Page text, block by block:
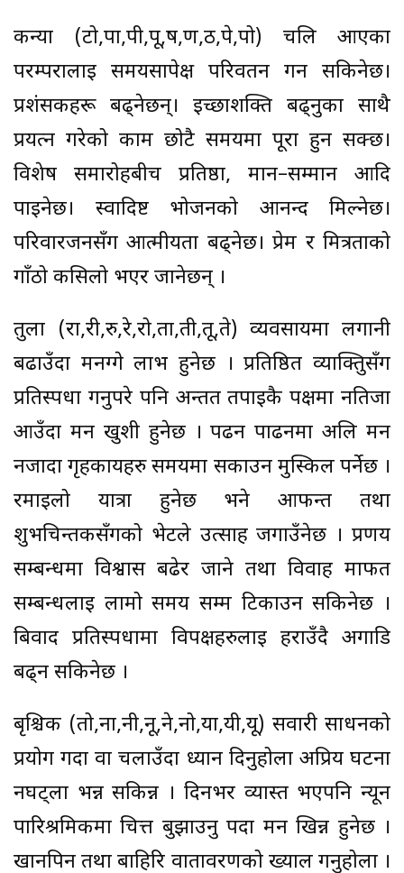
कन्या (टो,पा,पी,पू,ष,ण,ठ,पे,पो) चलि आएका
परम्परालाई समयसापेक्ष परिवर्तन गर्न सकिनेछ।
प्रशंसकहरू बढ्नेछन्। इच्छाशक्ति बढ्नुका साथै
प्रयत्न गरेको काम छोटै समयमा पूरा हुन सक्छ।
विशेष समारोहबीच प्रतिष्ठा, मान–सम्मान आदि
पाइनेछ। स्वादिष्ट भोजनको आनन्द मिल्नेछ।
परिवारजनसँग आत्मीयता बढ्नेछ। प्रेम र मित्रताको
गाँठो कसिलो भएर जानेछन् ।
तुला (रा,री,रु,रे,रो,ता,ती,तू,ते) व्यवसायमा लगानी
बढाउँदा मनग्गे लाभ हुनेछ । प्रतिष्ठित व्याक्तिुसँग
प्रतिस्पर्धा गर्नुपरे पनि अन्तत तपाईकै पक्षमा नतिजा
आउँदा मन खुशी हुनेछ । पढन पाढनमा अलि मन
नजादा गृहकार्यहरु समयमा सकाउन मुस्किल पर्नेछ ।
रमाइलो यात्रा हुनेछ भने आफन्त तथा
शुभचिन्तकसँगको भेटले उत्साह जगाउँनेछ । प्रणय
सम्बन्धमा विश्वास बढेर जाने तथा विवाह मार्फत
सम्बन्धलाई लामो समय सम्म टिकाउन सकिनेछ ।
बिवाद प्रतिस्पर्धामा विपक्षहरुलाई हराउँदै अगाडि
बढ्न सकिनेछ ।
बृश्चिक (तो,ना,नी,नू,ने,नो,या,यी,यू) सवारी साधनको
प्रयोग गर्दा वा चलाउँदा ध्यान दिनुहोला अप्रिय घटना
नघट्ला भन्न सकिन्न । दिनभर व्यास्त भएपनि न्यून
पारिश्रमिकमा चित्त बुझाउनु पर्दा मन खिन्न हुनेछ ।
खानपिन तथा बाहिरि वातावरणको ख्याल गर्नुहोला ।